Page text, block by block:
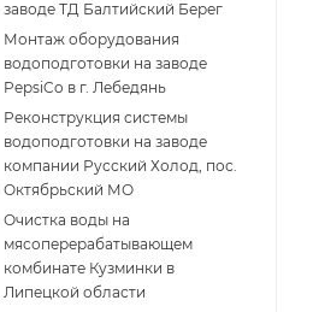
заводе ТД Балтийский Берег
Монтаж оборудования
водоподготовки на заводе
PepsiCo в г. Лебедянь
Реконструкция системы
водоподготовки на заводе
компании Русский Холод, пос.
Октябрьский МО
Очистка воды на
мясоперерабатывающем
комбинате Кузминки в
Липецкой области